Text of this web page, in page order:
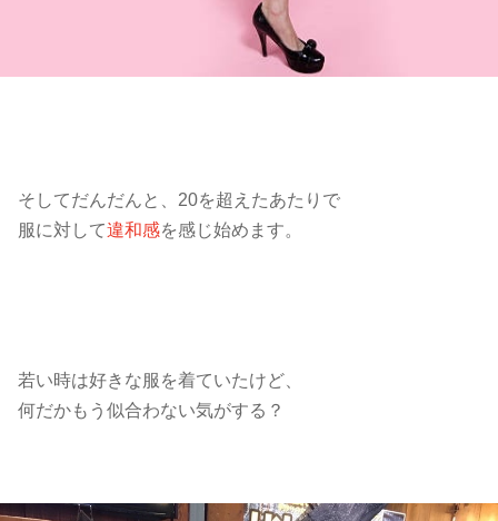
そしてだんだんと、20を超えたあたりで
服に対して違和感を感じ始めます。
若い時は好きな服を着ていたけど、
何だかもう似合わない気がする？